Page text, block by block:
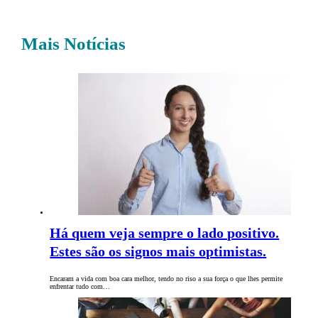
Mais Notícias
Há quem veja sempre o lado positivo.
Estes são os signos mais optimistas.
Encaram a vida com boa cara melhor, tendo no riso a sua força o que lhes permite
enfrentar tudo com…